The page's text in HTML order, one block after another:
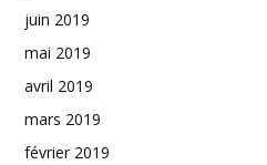
juin 2019
mai 2019
avril 2019
mars 2019
février 2019